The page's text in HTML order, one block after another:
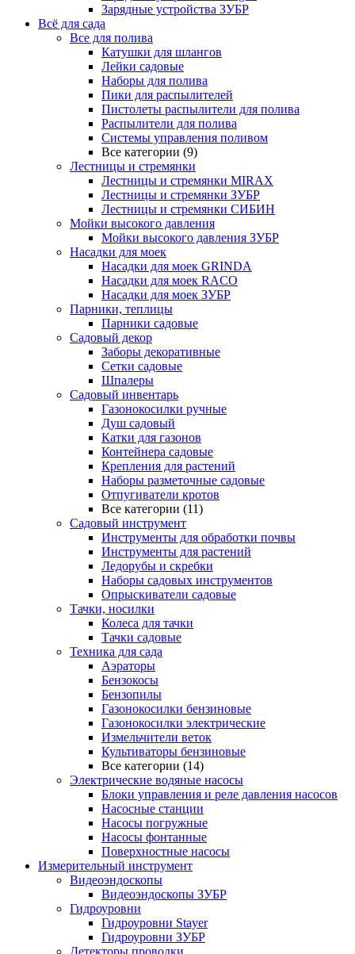
Зарядные устройства ЗУБР
Всё для сада
Все для полива
Катушки для шлангов
Лейки садовые
Наборы для полива
Пики для распылителей
Пистолеты распылители для полива
Распылители для полива
Системы управления поливом
Все категории (9)
Лестницы и стремянки
Лестницы и стремянки MIRAX
Лестницы и стремянки ЗУБР
Лестницы и стремянки СИБИН
Мойки высокого давления
Мойки высокого давления ЗУБР
Насадки для моек
Насадки для моек GRINDA
Насадки для моек RACO
Насадки для моек ЗУБР
Парники, теплицы
Парники садовые
Садовый декор
Заборы декоративные
Сетки садовые
Шпалеры
Садовый инвентарь
Газонокосилки ручные
Душ садовый
Катки для газонов
Контейнера садовые
Крепления для растений
Наборы разметочные садовые
Отпугиватели кротов
Все категории (11)
Садовый инструмент
Инструменты для обработки почвы
Инструменты для растений
Ледорубы и скребки
Наборы садовых инструментов
Опрыскиватели садовые
Тачки, носилки
Колеса для тачки
Тачки садовые
Техника для сада
Аэраторы
Бензокосы
Бензопилы
Газонокосилки бензиновые
Газонокосилки электрические
Измельчители веток
Культиваторы бензиновые
Все категории (14)
Электрические водяные насосы
Блоки управления и реле давления насосов
Насосные станции
Насосы погружные
Насосы фонтанные
Поверхностные насосы
Измерительный инструмент
Видеоэндоскопы
Видеоэндоскопы ЗУБР
Гидроуровни
Гидроуровни Stayer
Гидроуровни ЗУБР
Детекторы проводки